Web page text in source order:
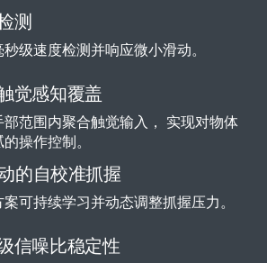
测
级速度检测并响应微小滑动。
觉感知覆盖
部范围内聚合触觉输入， 实现对物体
操作控制。
的自校准抓握
可持续学习并动态调整抓握压力。
信噪比稳定性